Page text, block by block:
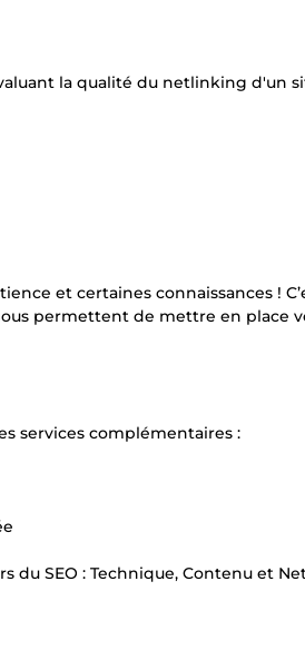
la qualité du netlinking d'un
et certaines connaissances !
permettent de mettre en place
services complémentaires :
du SEO : Technique, Contenu et